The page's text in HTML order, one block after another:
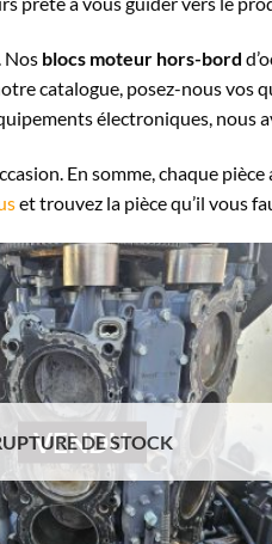
Nos blocs moteur hors-bord
catalogue, posez-nous vos
électroniques, nous
En somme, chaque
et trouvez la pièce qu’il vous
VENDUDE STOCK